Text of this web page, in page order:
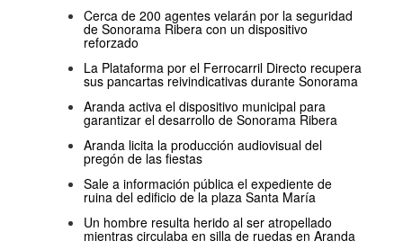
Cerca de 200 agentes velarán por la seguridad
de Sonorama Ribera con un dispositivo
reforzado
La Plataforma por el Ferrocarril Directo recupera
sus pancartas reivindicativas durante Sonorama
Aranda activa el dispositivo municipal para
garantizar el desarrollo de Sonorama Ribera
Aranda licita la producción audiovisual del
pregón de las fiestas
Sale a información pública el expediente de
ruina del edificio de la plaza Santa María
Un hombre resulta herido al ser atropellado
mientras circulaba en silla de ruedas en Aranda